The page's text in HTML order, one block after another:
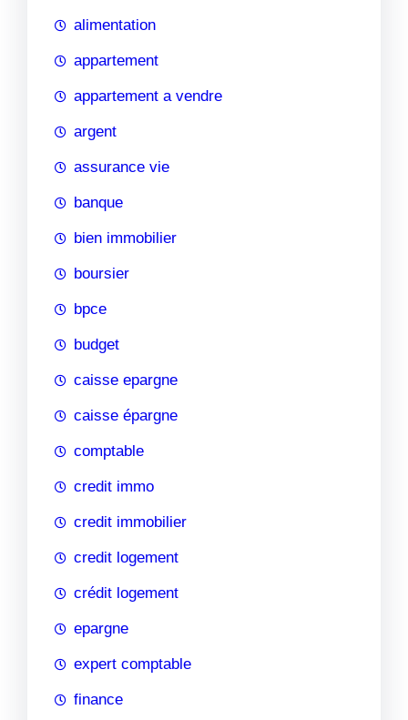
alimentation
appartement
appartement a vendre
argent
assurance vie
banque
bien immobilier
boursier
bpce
budget
caisse epargne
caisse épargne
comptable
credit immo
credit immobilier
credit logement
crédit logement
epargne
expert comptable
finance